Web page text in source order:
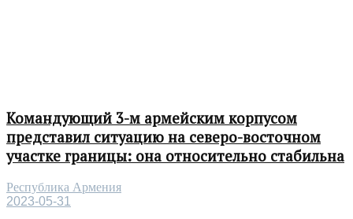
Командующий 3-м армейским корпусом
представил ситуацию на северо-восточном
участке границы: она относительно стабильна
Республика Армения
2023-05-31